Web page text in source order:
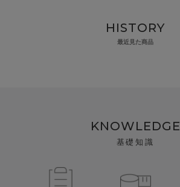
HISTORY
最近見た商品
KNOWLEDGE
基礎知識